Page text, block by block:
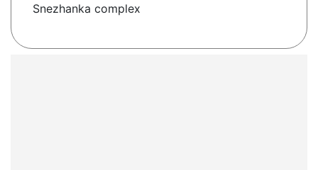
Snezhanka complex